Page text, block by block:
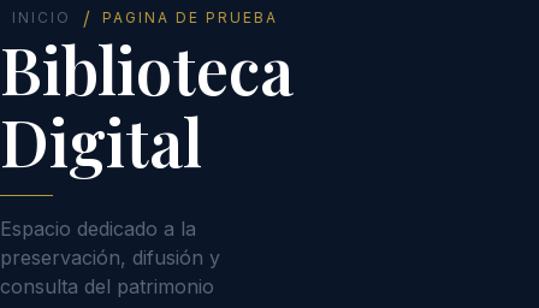
INICIO / PAGINA DE PRUEBA
Biblioteca
Digital
Espacio dedicado a la
preservación, difusión y
consulta del patrimonio